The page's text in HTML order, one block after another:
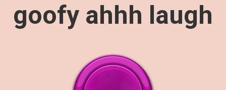
goofy ahhh laugh